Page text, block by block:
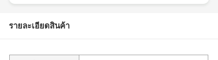
รายละเอียดสินค้า